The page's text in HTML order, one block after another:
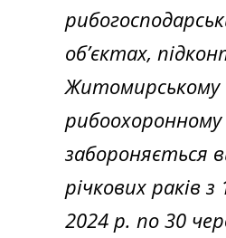
об’єктах,
Житомирському
забороняється
річкових раків з
2024 р. по 30